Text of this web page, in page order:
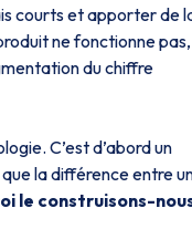
courts et apporter de
ne fonctionne
du chiffre
C’est d’abord un
la différence entre
le construisons-